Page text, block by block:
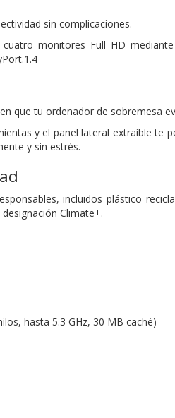
sin complicaciones.
monitores Full HD
que tu ordenador de sobremesa
y el panel lateral extraíble te
y sin estrés.
incluidos plástico
Climate+.
hasta 5.3 GHz, 30 MB caché)